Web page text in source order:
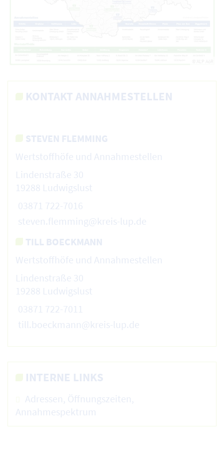
KONTAKT ANNAHMESTELLEN
STEVEN FLEMMING
Wertstoffhöfe und Annahmestellen
Lindenstraße 30
19288 Ludwigslust
03871 722-7016
steven.flemming@kreis-lup.de
TILL BOECKMANN
Wertstoffhöfe und Annahmestellen
Lindenstraße 30
19288 Ludwigslust
03871 722-7011
till.boeckmann@kreis-lup.de
INTERNE LINKS
Adressen, Öffnungszeiten,
Annahmespektrum